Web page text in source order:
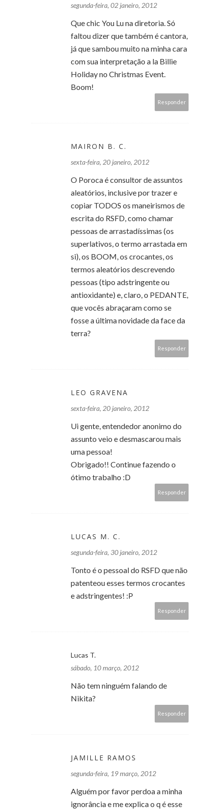
segunda-feira, 02 janeiro, 2012
Que chic You Lu na diretoria. Só
faltou dizer que também é cantora,
já que sambou muito na minha cara
com sua interpretação a la Billie
Holiday no Christmas Event.
Boom!
Responder
MAIRON B. C.
sexta-feira, 20 janeiro, 2012
O Poroca é consultor de assuntos
aleatórios, inclusive por trazer e
copiar TODOS os maneirismos de
escrita do RSFD, como chamar
pessoas de arrastadíssimas (os
superlativos, o termo arrastada em
si), os BOOM, os crocantes, os
termos aleatórios descrevendo
pessoas (tipo adstringente ou
antioxidante) e, claro, o PEDANTE,
que vocês abraçaram como se
fosse a última novidade da face da
terra?
Responder
LEO GRAVENA
sexta-feira, 20 janeiro, 2012
Ui gente, entendedor anonimo do
assunto veio e desmascarou mais
uma pessoa!
Obrigado!! Continue fazendo o
ótimo trabalho :D
Responder
LUCAS M. C.
segunda-feira, 30 janeiro, 2012
Tonto é o pessoal do RSFD que não
patenteou esses termos crocantes
e adstringentes! :P
Responder
Lucas T.
sábado, 10 março, 2012
Não tem ninguém falando de
Nikita?
Responder
JAMILLE RAMOS
segunda-feira, 19 março, 2012
Alguém por favor perdoa a minha
ignorância e me explica o q é esse